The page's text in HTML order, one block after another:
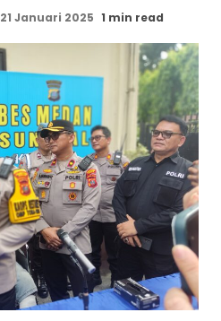
21 Januari 2025 1 min read